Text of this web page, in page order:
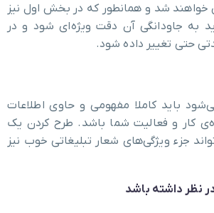
خواهند شد و همانطور که در بخش اول نیز
به جاودانگی آن دقت ویژه‌ای شود و در
حتی تغییر داده شود.
باید کاملا مفهومی و حاوی اطلاعات
کار و فعالیت شما باشد. طرح کردن یک
جزء ویژگی‌های شعار تبلیغاتی خوب نیز
نظر داشته باشد